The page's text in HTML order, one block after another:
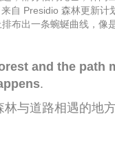
自 Presidio 森林更新计
布出一条蜿蜒曲线，像
and the path
.
与道路相遇的地方